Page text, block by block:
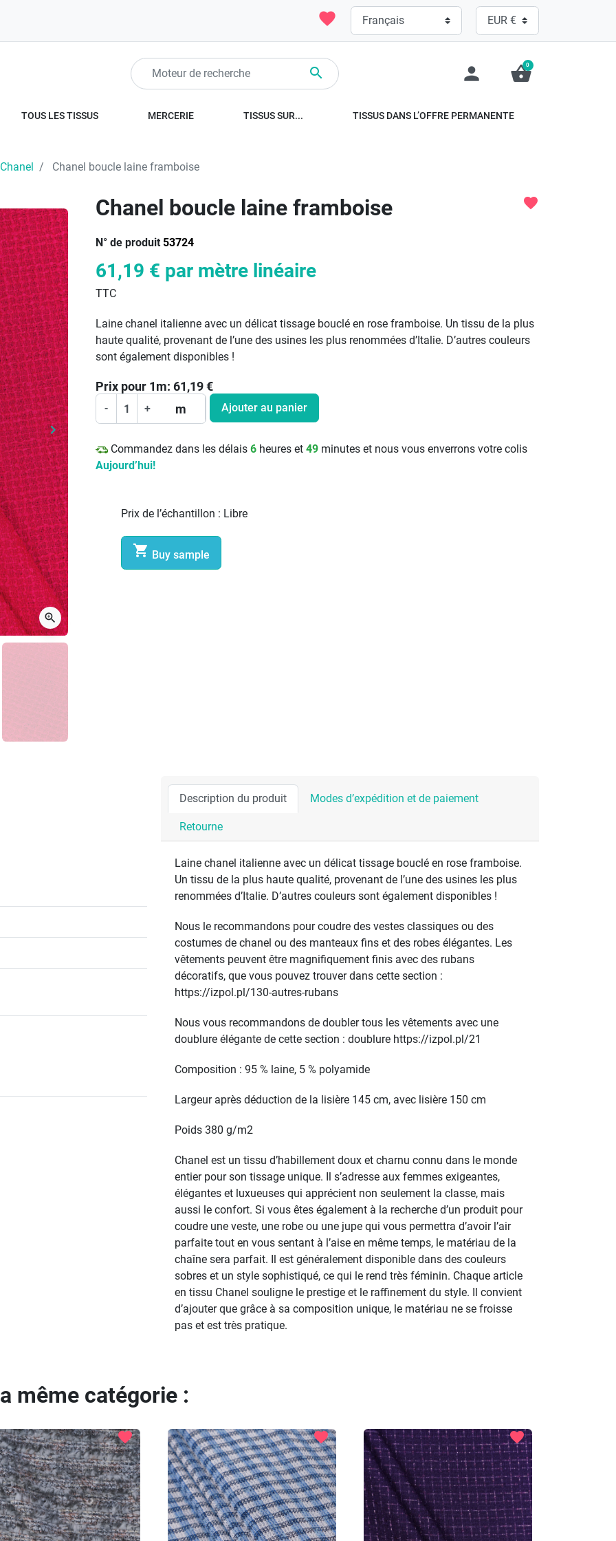
favorite
 person shopping_basket
0
TOUS LES TISSUS MERCERIE TISSUS SUR... TISSUS DANS L’OFFRE PERMANENTE
Chanel boucle laine framboise
Prochain
keyboard_arrow_right
zoom_in
Chanel boucle laine framboise
N° de produit 53724
favorite
61,19 € par mètre linéaire
TTC
Laine chanel italienne avec un délicat tissage bouclé en rose framboise. Un tissu de la plus
haute qualité, provenant de l’une des usines les plus renommées d’Italie. D’autres couleurs
sont également disponibles !
Prix pour 1m: 61,19€
- + m Ajouter au panier
Commandez dans les délais 6 heures et 49 minutes et nous vous enverrons votre colis
Aujourd’hui!
Prix de l’échantillon : Libre
 Buy sample
Description du produit Modes d’expédition et de paiement
Retourne
Laine chanel italienne avec un délicat tissage bouclé en rose framboise.
Un tissu de la plus haute qualité, provenant de l’une des usines les plus
renommées d’Italie. D’autres couleurs sont également disponibles !
Nous le recommandons pour coudre des vestes classiques ou des
costumes de chanel ou des manteaux fins et des robes élégantes. Les
vêtements peuvent être magnifiquement finis avec des rubans
décoratifs, que vous pouvez trouver dans cette section :
https://izpol.pl/130-autres-rubans
Nous vous recommandons de doubler tous les vêtements avec une
doublure élégante de cette section : doublure https://izpol.pl/21
Composition : 95 % laine, 5 % polyamide
Largeur après déduction de la lisière 145 cm, avec lisière 150 cm
Poids 380 g/m2
Chanel est un tissu d’habillement doux et charnu connu dans le monde
entier pour son tissage unique. Il s’adresse aux femmes exigeantes,
élégantes et luxueuses qui apprécient non seulement la classe, mais
aussi le confort. Si vous êtes également à la recherche d’un produit pour
coudre une veste, une robe ou une jupe qui vous permettra d’avoir l’air
parfaite tout en vous sentant à l’aise en même temps, le matériau de la
chaîne sera parfait. Il est généralement disponible dans des couleurs
sobres et un style sophistiqué, ce qui le rend très féminin. Chaque article
en tissu Chanel souligne le prestige et le raffinement du style. Il convient
d’ajouter que grâce à sa composition unique, le matériau ne se froisse
pas et est très pratique.
même catégorie :
favorite favorite favorite